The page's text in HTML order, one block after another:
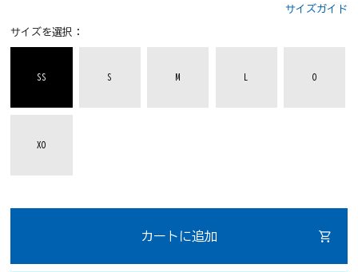
サイズガイド
サイズを選択：
SS S M O
XO
カートに追加